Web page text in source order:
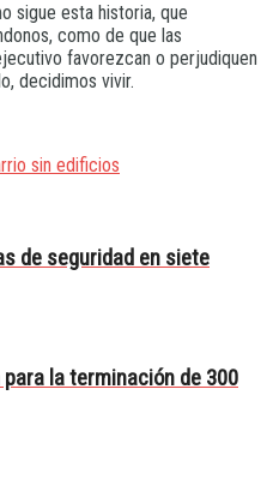
sigue esta historia, que
como de que las
favorezcan o perjudiquen
decidimos vivir.
sin edificios
de seguridad en siete
la terminación de 300